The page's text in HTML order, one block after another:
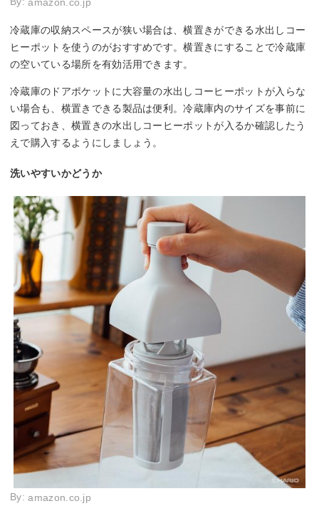
amazon.co.jp
冷蔵庫の収納スペースが狭い場合は、横置きができる水出しコー
ヒーポットを使うのがおすすめです。横置きにすることで冷蔵庫
の空いている場所を有効活用できます。
冷蔵庫のドアポケットに大容量の水出しコーヒーポットが入らな
い場合も、横置きできる製品は便利。冷蔵庫内のサイズを事前に
図っておき、横置きの水出しコーヒーポットが入るか確認したう
えで購入するようにしましょう。
洗いやすいかどうか
By:amazon.co.jp